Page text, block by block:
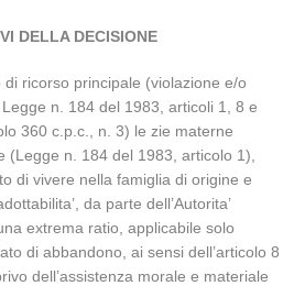
DELLA DECISIONE
ricorso principale (violazione e/o
n. 184 del 1983, articoli 1, 8 e
360 c.p.c., n. 3) le zie materne
(Legge n. 184 del 1983, articolo 1),
di vivere nella famiglia di origine e
da parte dell’Autorita’
extrema ratio, applicabile solo
di abbandono, ai sensi dell’articolo 8
dell’assistenza morale e materiale